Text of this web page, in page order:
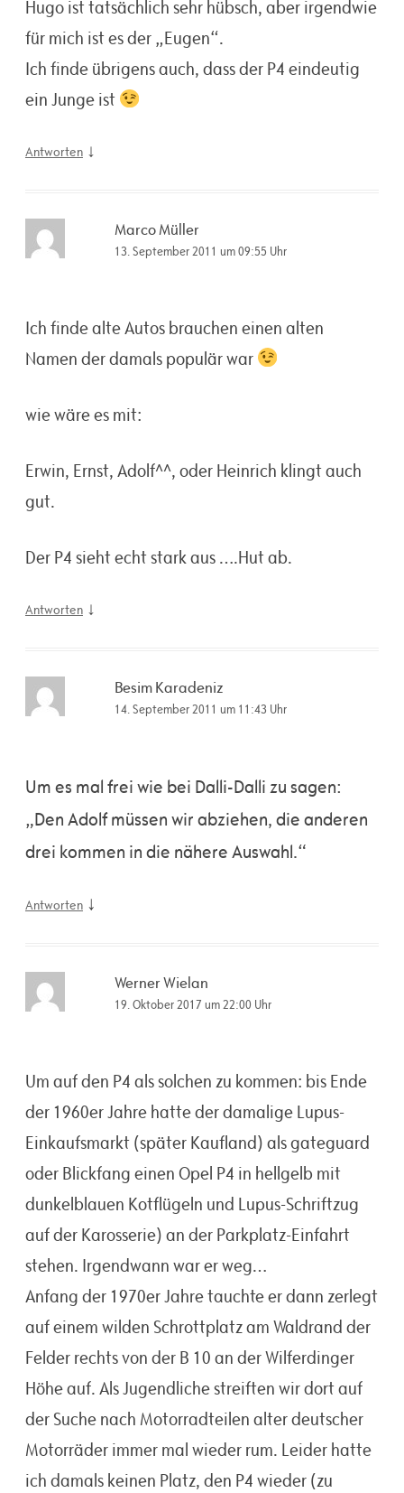
Hugo ist tatsächlich sehr hübsch, aber irgendwie
für mich ist es der „Eugen“.
Ich finde übrigens auch, dass der P4 eindeutig
ein Junge ist
Antworten ↓
Marco Müller
13. September 2011 um 09:55 Uhr
Ich finde alte Autos brauchen einen alten
Namen der damals populär war
wie wäre es mit:
Erwin, Ernst, Adolf^^, oder Heinrich klingt auch
gut.
Der P4 sieht echt stark aus ….Hut ab.
Antworten ↓
Besim Karadeniz
14. September 2011 um 11:43 Uhr
Um es mal frei wie bei Dalli-Dalli zu sagen:
„Den Adolf müssen wir abziehen, die anderen
drei kommen in die nähere Auswahl.“
Antworten ↓
Werner Wielan
19. Oktober 2017 um 22:00 Uhr
Um auf den P4 als solchen zu kommen: bis Ende
der 1960er Jahre hatte der damalige Lupus-
Einkaufsmarkt (später Kaufland) als gateguard
oder Blickfang einen Opel P4 in hellgelb mit
dunkelblauen Kotflügeln und Lupus-Schriftzug
auf der Karosserie) an der Parkplatz-Einfahrt
stehen. Irgendwann war er weg…
Anfang der 1970er Jahre tauchte er dann zerlegt
auf einem wilden Schrottplatz am Waldrand der
Felder rechts von der B 10 an der Wilferdinger
Höhe auf. Als Jugendliche streiften wir dort auf
der Suche nach Motorradteilen alter deutscher
Motorräder immer mal wieder rum. Leider hatte
ich damals keinen Platz, den P4 wieder (zu